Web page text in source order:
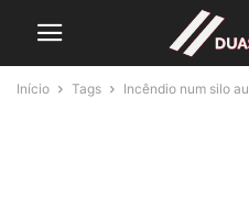
Início Tags Incêndio num silo